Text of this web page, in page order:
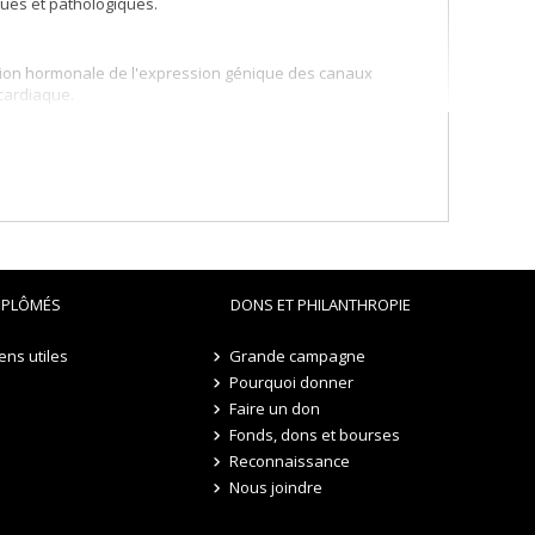
hormonale de l'expression génique des canaux
utiles
DONS ET PHILANTHROPIE
Grande campagne
Pourquoi donner
Faire un don
Fonds, dons et bourses
Reconnaissance
Nous joindre